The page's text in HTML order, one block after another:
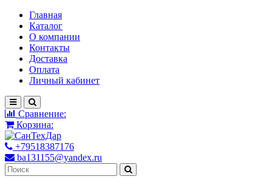
Главная
Каталог
О компании
Контакты
Доставка
Оплата
Личный кабинет
Сравнение:
Корзина:
+79518387176
ba131155@yandex.ru